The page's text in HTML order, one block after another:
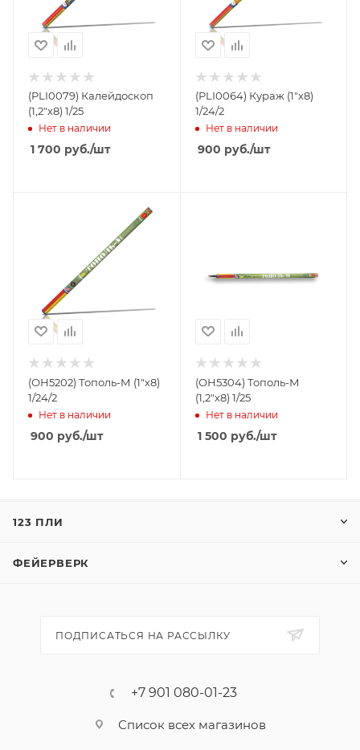
(PLI0079) Калейдоскоп
(1,2"х8) 1/25
Нет в наличии
1 700 руб./шт
(PLI0064) Кураж (1"х8)
1/24/2
Нет в наличии
900 руб./шт
(ОН5202) Тополь-М (1"х8)
1/24/2
Нет в наличии
900 руб./шт
(ОН5304) Тополь-М
(1,2"х8) 1/25
Нет в наличии
1 500 руб./шт
123 ПЛИ
ФЕЙЕРВЕРК
ПОДПИСАТЬСЯ НА РАССЫЛКУ
+7 901 080-01-23
Список всех магазинов